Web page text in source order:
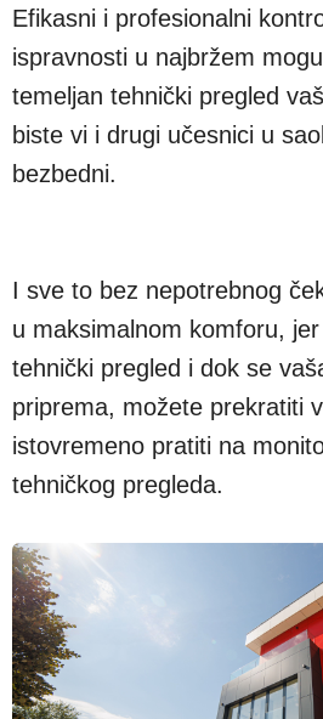
ispravnosti u najbržem
temeljan tehnički pregled
biste vi i drugi učesnici u
bezbedni.
u maksimalnom komforu,
tehnički pregled i dok se
priprema, možete prekratiti
istovremeno pratiti na
tehničkog pregleda.